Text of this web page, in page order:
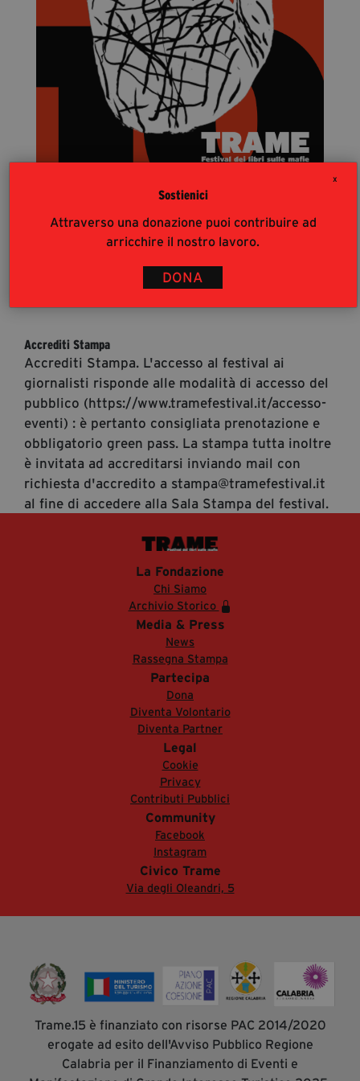
X
Sostienici
Attraverso una donazione puoi contribuire ad
arricchire il nostro lavoro.
DONA
segreteria@tramefestival.it
info@tramefestival.it
+39 346 954 4078
Accrediti Stampa
Accrediti Stampa. L'accesso al festival ai
giornalisti risponde alle modalità di accesso del
pubblico (https://www.tramefestival.it/accesso-
eventi) : è pertanto consigliata prenotazione e
obbligatorio green pass. La stampa tutta inoltre
è invitata ad accreditarsi inviando mail con
richiesta d'accredito a stampa@tramefestival.it
al fine di accedere alla Sala Stampa del festival.
La Fondazione
Chi Siamo
Archivio Storico
Media & Press
News
Rassegna Stampa
Partecipa
Dona
Diventa Volontario
Diventa Partner
Legal
Cookie
Privacy
Contributi Pubblici
Community
Facebook
Instagram
Civico Trame
Via degli Oleandri, 5
Trame.15 è finanziato con risorse PAC 2014/2020
erogate ad esito dell'Avviso Pubblico Regione
Calabria per il Finanziamento di Eventi e